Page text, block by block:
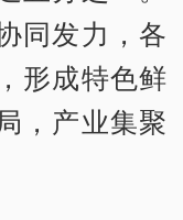
同发力，各
形成特色鲜
，产业集聚